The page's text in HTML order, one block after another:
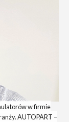
w firmie
AUTOPART –